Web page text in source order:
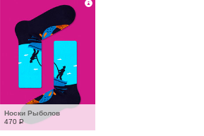
Носки Рыболов
470 Р